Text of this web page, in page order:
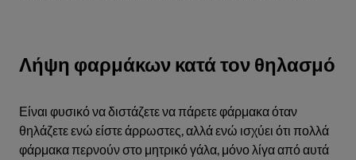
Λήψη φαρμάκων κατά τον θηλασμό
Είναι φυσικό να διστάζετε να πάρετε φάρμακα όταν
θηλάζετε ενώ είστε άρρωστες, αλλά ενώ ισχύει ότι πολλά
φάρμακα περνούν στο μητρικό γάλα, μόνο λίγα από αυτά